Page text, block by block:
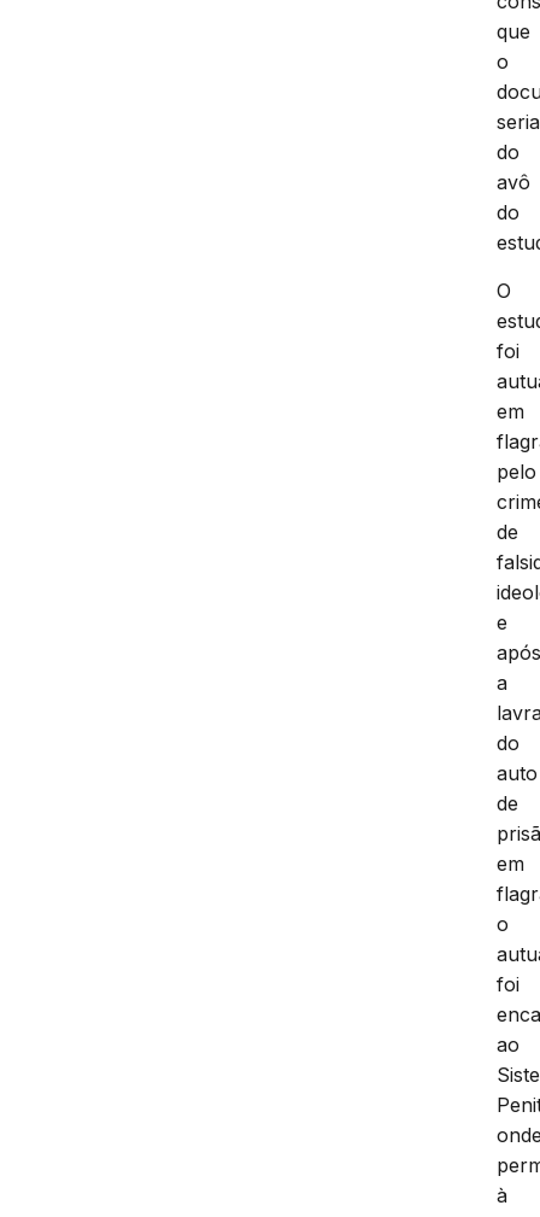
que
o
seria
do
avô
do
O
foi
em
pelo
de
e
a
do
auto
de
em
o
foi
ao
à